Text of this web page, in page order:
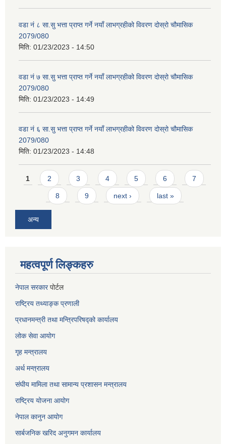
वडा नं ८ सा.सु भत्ता प्राप्त गर्ने नयाँ लाभग्रहीको विवरण दोस्रो चौमासिक
2079/080
मिति: 01/23/2023 - 14:50
वडा नं ७ सा.सु भत्ता प्राप्त गर्ने नयाँ लाभग्रहीको विवरण दोस्रो चौमासिक
2079/080
मिति: 01/23/2023 - 14:49
वडा नं ६ सा.सु भत्ता प्राप्त गर्ने नयाँ लाभग्रहीको विवरण दोस्रो चौमासिक
2079/080
मिति: 01/23/2023 - 14:48
Pages
1 2 3 4 5 6 7
8 9 next › last »
अन्य
महत्वपूर्ण लिङ्कहरु
नेपाल सरकारपोर्टल
राष्ट्रिय तथ्याङ्क प्रणाली
प्रधानमन्त्री तथा मन्त्रिपरिषद्को कार्यालय
लोक सेवाआयोग
गृह मन्त्रालय
अर्थ मन्त्रालय
संघीय मामिला तथा सामान्य प्रशासन मन्त्रालय
राष्ट्रिय योजना आयोग
नेपाल कानुन आयोग
सार्बजनिक खरिद अनुगमन कार्यालय